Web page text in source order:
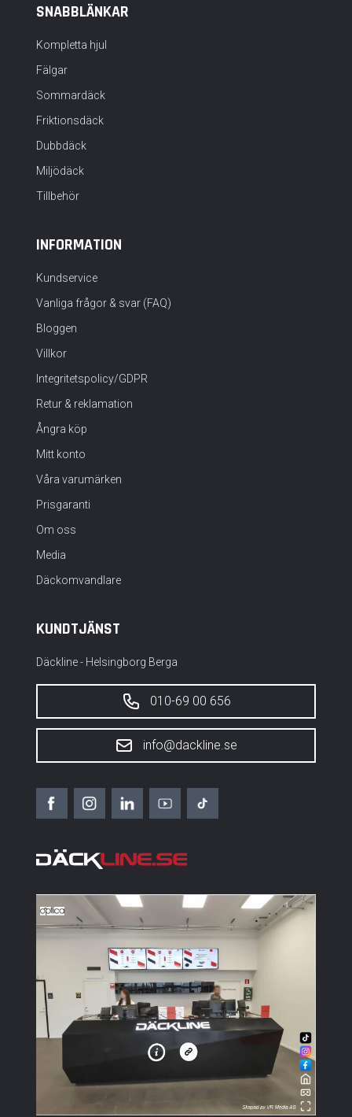
SNABBLÄNKAR
Kompletta hjul
Fälgar
Sommardäck
Friktionsdäck
Dubbdäck
Miljödäck
Tillbehör
INFORMATION
Kundservice
Vanliga frågor & svar (FAQ)
Bloggen
Villkor
Integritetspolicy/GDPR
Retur & reklamation
Ångra köp
Mitt konto
Våra varumärken
Prisgaranti
Om oss
Media
Däckomvandlare
KUNDTJÄNST
Däckline - Helsingborg Berga
010-69 00 656
info@dackline.se